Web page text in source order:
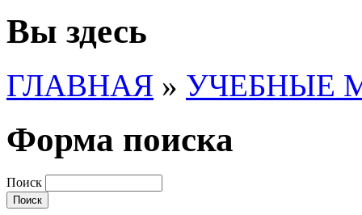
Вы здесь
ГЛАВНАЯ » УЧЕБНЫЕ
Форма поиска
Поиск